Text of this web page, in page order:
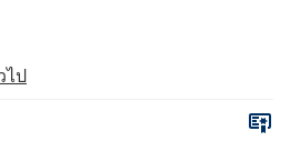
ไป